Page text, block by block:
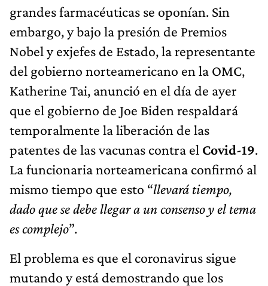
grandes farmacéuticas se oponían. Sin
embargo, y bajo la presión de Premios
Nobel y exjefes de Estado, la representante
del gobierno norteamericano en la OMC,
Katherine Tai, anunció en el día de ayer
que el gobierno de Joe Biden respaldará
temporalmente la liberación de las
patentes de las vacunas contra el Covid-19.
La funcionaria norteamericana confirmó al
mismo tiempo que esto “llevará tiempo,
dado que se debe llegar a un consenso y el tema
es complejo”.
El problema es que el coronavirus sigue
mutando y está demostrando que los